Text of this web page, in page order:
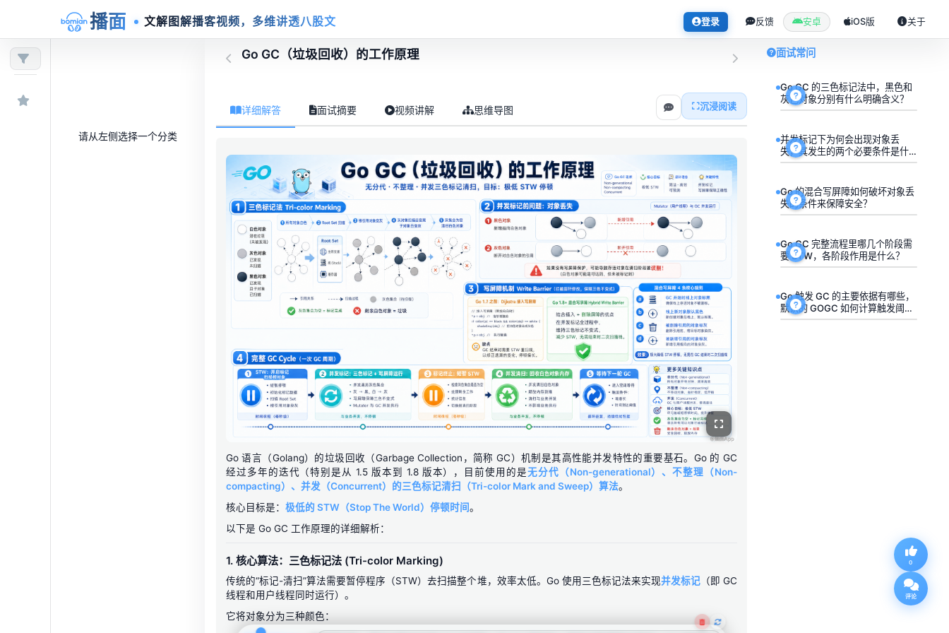
播面 文解图解播客视频，多维讲透八股文 登录 反馈 安卓 iOS版 关于
0
评论
请从左侧选择一个分类
Go GC（垃圾回收）的工作原理
详细解答 面试摘要 视频讲解 思维导图 沉浸阅读
Go 语言（Golang）的垃圾回收（Garbage Collection，简称 GC）机制是其高性能并发特性的重要基石。Go 的 GC
经过多年的迭代（特别是从 1.5 版本到 1.8 版本），目前使用的是无分代（Non-generational）、不整理（Non-
compacting）、并发（Concurrent）的三色标记清扫（Tri-color Mark and Sweep）算法。
核心目标是： 极低的 STW（Stop The World）停顿时间。
以下是 Go GC 工作原理的详细解析：
1. 核心算法：三色标记法 (Tri-color Marking)
传统的“标记-清扫”算法需要暂停程序（STW）去扫描整个堆，效率太低。Go 使用三色标记法来实现并发标记（即 GC
线程和用户线程同时运行）。
它将对象分为三种颜色：
面试常问
Go GC 的三色标记法中，黑色和
灰色对象分别有什么明确含义？
并发标记下为何会出现对象丢
失，其发生的两个必要条件是什
么？
Go 的混合写屏障如何破坏对象丢
失的条件来保障安全？
Go GC 完整流程里哪几个阶段需
要 STW，各阶段作用是什么？
Go 触发 GC 的主要依据有哪些，
默认的 GOGC 如何计算触发阈
值？